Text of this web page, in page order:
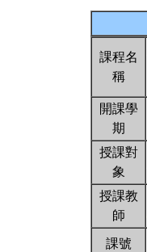
課程名
稱
開課學
期
授課對
象
授課教
師
課號